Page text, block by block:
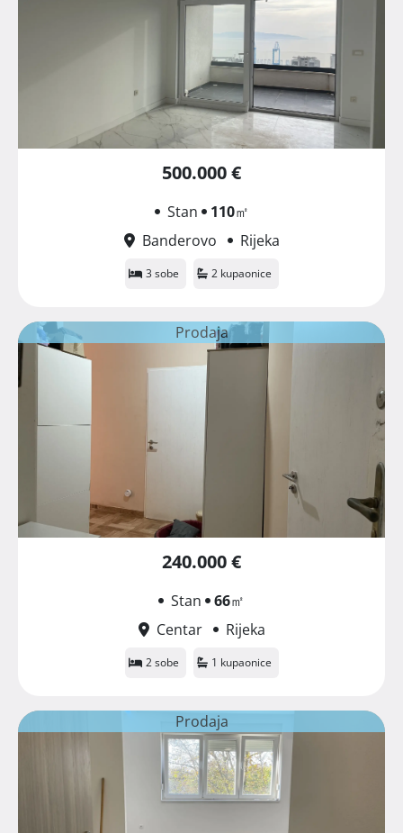
500.000 €
Stan 110㎡
Banderovo
Rijeka
3 sobe 2 kupaonice
Prodaja
240.000 €
Stan 66㎡
Centar
Rijeka
2 sobe 1 kupaonice
Prodaja